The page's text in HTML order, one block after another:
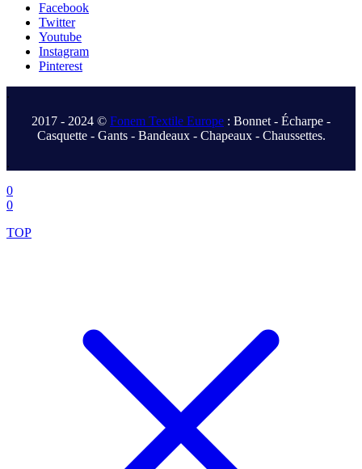
Facebook
Twitter
Youtube
Instagram
Pinterest
.
2017 - 2024 © Fonem Textile Europe : Bonnet - Écharpe -
Casquette - Gants - Bandeaux - Chapeaux - Chaussettes.
.
0
0
TOP